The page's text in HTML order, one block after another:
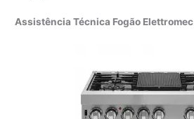
Assistência Técnica Fogão Elettromec